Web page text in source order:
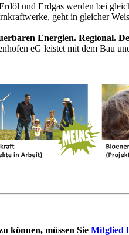
und Erdgas werden bei
geht in gleicher
Energien. Regional.
eG leistet mit dem Bau
können, müssen Sie Mitglied